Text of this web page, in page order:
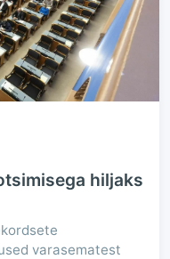
hiljaks
varasematest